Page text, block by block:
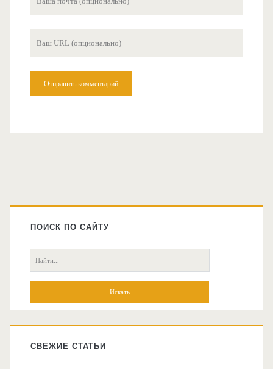
Главная
боковая
колонка
ПОИСК ПО САЙТУ
Поиск:
СВЕЖИЕ СТАТЬИ